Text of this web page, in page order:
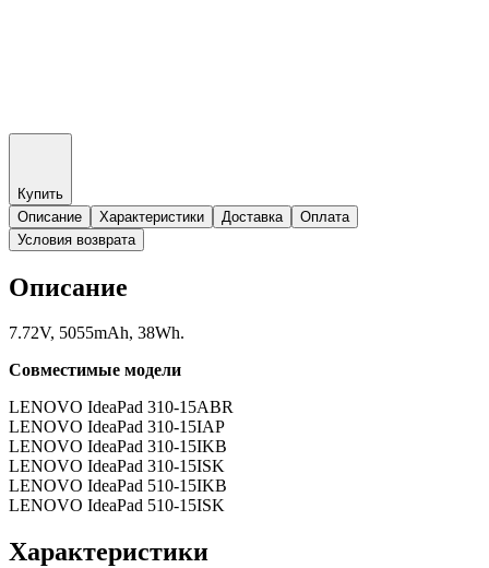
Купить
Описание
Характеристики Доставка
Оплата
Условия возврата
Описание
7.72V, 5055mAh, 38Wh.
Совместимые модели
LENOVO IdeaPad 310-15ABR
LENOVO IdeaPad 310-15IAP
LENOVO IdeaPad 310-15IKB
LENOVO IdeaPad 310-15ISK
LENOVO IdeaPad 510-15IKB
LENOVO IdeaPad 510-15ISK
Характеристики